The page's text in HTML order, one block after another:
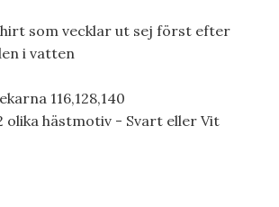
som vecklar ut sej först efter
i vatten
116,128,140
olika hästmotiv - Svart eller Vit